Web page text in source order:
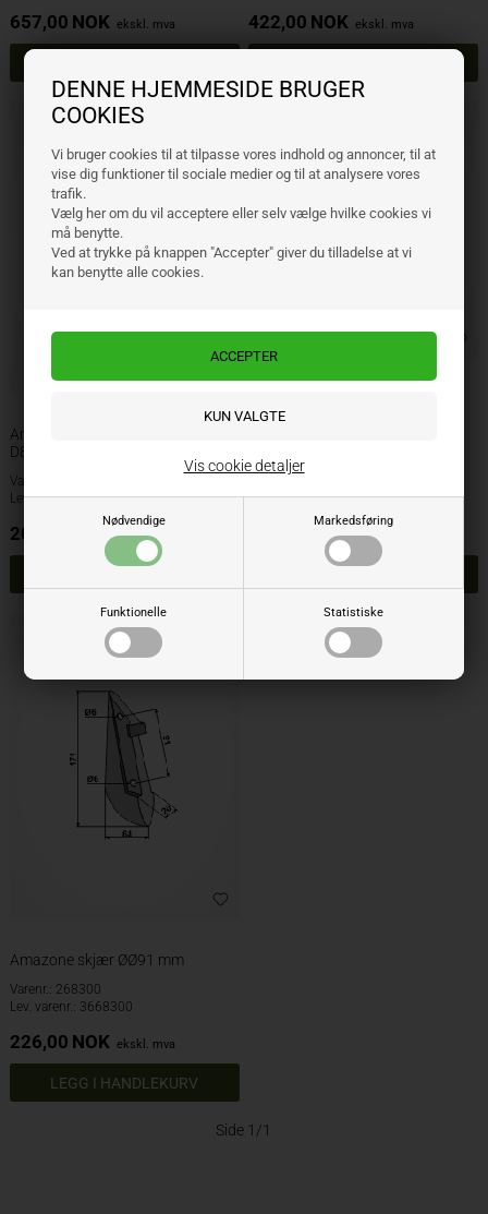
DENNE HJEMMESIDE BRUGER
COOKIES
Vi bruger cookies til at tilpasse vores indhold og annoncer, til at
vise dig funktioner til sociale medier og til at analysere vores
trafik.
Vælg her om du vil acceptere eller selv vælge hvilke cookies vi
må benytte.
Ved at trykke på knappen "Accepter" giver du tilladelse at vi
kan benytte alle cookies.
Nødvendige Markedsføring
Funktionelle Statistiske
Vis cookie detaljer
657,00 NOK ekskl. mva 422,00 NOK ekskl. mva
Amazone skjær ØØ53 mm D7 og
D8
Varenr.: 277300
Lev. varenr.: 3877300
201,00 NOK ekskl. mva
Lev. varenr.: 36683
NOK ekskl. mva
Amazone skjær ØØ91 mm
Varenr.: 268300
Lev. varenr.: 3668300
226,00 NOK ekskl. mva
Side 1/1